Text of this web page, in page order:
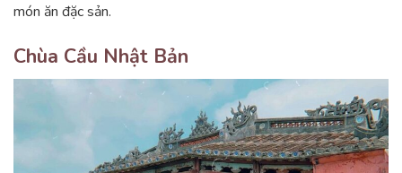
món ăn đặc sản.
Chùa Cầu Nhật Bản